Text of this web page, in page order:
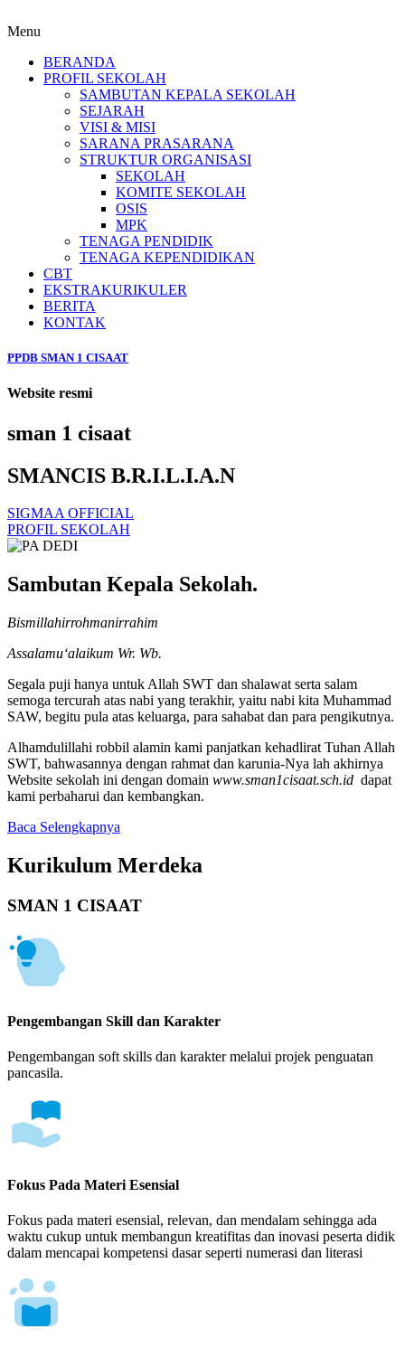
Menu
BERANDA
PROFIL SEKOLAH
SAMBUTAN KEPALA SEKOLAH
SEJARAH
VISI & MISI
SARANA PRASARANA
STRUKTUR ORGANISASI
SEKOLAH
KOMITE SEKOLAH
OSIS
MPK
TENAGA PENDIDIK
TENAGA KEPENDIDIKAN
CBT
EKSTRAKURIKULER
BERITA
KONTAK
PPDB SMAN 1 CISAAT
Website resmi
sman 1 cisaat
SMANCIS B.R.I.L.I.A.N
SIGMAA OFFICIAL
PROFIL SEKOLAH
Sambutan Kepala Sekolah.
Bismillahirrohmanirrahim
Assalamu‘alaikum Wr. Wb.
Segala puji hanya untuk Allah SWT dan shalawat serta salam
semoga tercurah atas nabi yang terakhir, yaitu nabi kita Muhammad
SAW, begitu pula atas keluarga, para sahabat dan para pengikutnya.
Alhamdulillahi robbil alamin kami panjatkan kehadlirat Tuhan Allah
SWT, bahwasannya dengan rahmat dan karunia-Nya lah akhirnya
Website sekolah ini dengan domain www.sman1cisaat.sch.id dapat
kami perbaharui dan kembangkan.
Baca Selengkapnya
Kurikulum Merdeka
SMAN 1 CISAAT
Pengembangan Skill dan Karakter
Pengembangan soft skills dan karakter melalui projek penguatan
pancasila.
Fokus Pada Materi Esensial
Fokus pada materi esensial, relevan, dan mendalam sehingga ada
waktu cukup untuk membangun kreatifitas dan inovasi peserta didik
dalam mencapai kompetensi dasar seperti numerasi dan literasi